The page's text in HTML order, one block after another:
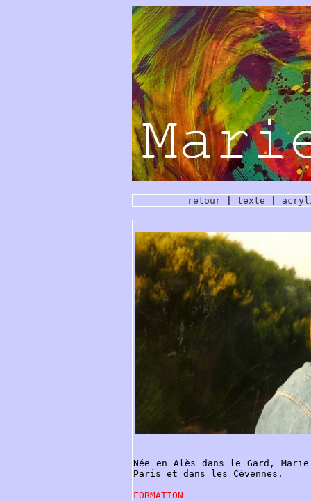
retour texte
Née en Alès dans le Gard,
Paris et dans les Cévennes.
FORMATION